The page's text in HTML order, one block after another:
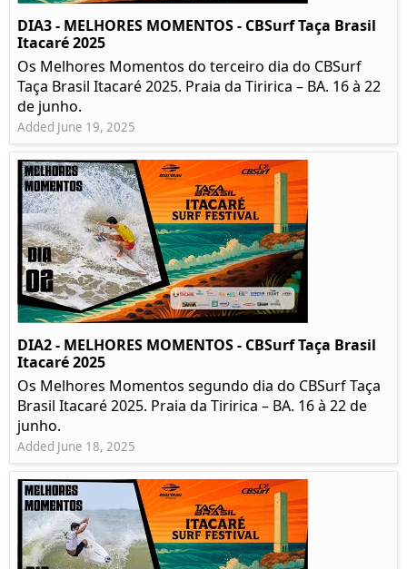
DIA3 - MELHORES MOMENTOS - CBSurf Taça Brasil
Itacaré 2025
Os Melhores Momentos do terceiro dia do CBSurf
Taça Brasil Itacaré 2025. Praia da Tiririca – BA. 16 à 22
de junho.
Added June 19, 2025
DIA2 - MELHORES MOMENTOS - CBSurf Taça Brasil
Itacaré 2025
Os Melhores Momentos segundo dia do CBSurf Taça
Brasil Itacaré 2025. Praia da Tiririca – BA. 16 à 22 de
junho.
Added June 18, 2025